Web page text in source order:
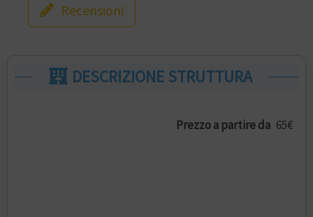
Recensioni
DESCRIZIONE STRUTTURA
Prezzo a partire da 65€